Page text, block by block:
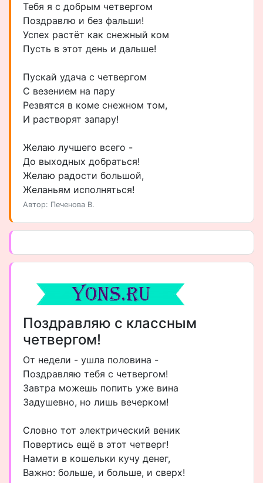
Тебя я с добрым четвергом
Поздравлю и без фальши!
Успех растёт как снежный ком
Пусть в этот день и дальше!
Пускай удача с четвергом
С везением на пару
Резвятся в коме снежном том,
И растворят запару!
Желаю лучшего всего -
До выходных добраться!
Желаю радости большой,
Желаньям исполняться!
Автор: Печенова В.
Поздравляю с классным
четвергом!
От недели - ушла половина -
Поздравляю тебя с четвергом!
Завтра можешь попить уже вина
Задушевно, но лишь вечерком!
Словно тот электрический веник
Повертись ещё в этот четверг!
Намети в кошельки кучу денег,
Важно: больше, и больше, и сверх!